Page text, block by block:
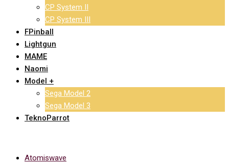
CP System II
CP System III
FPinball
Lightgun
MAME
Naomi
Model +
Sega Model 2
Sega Model 3
TeknoParrot
Atomiswave